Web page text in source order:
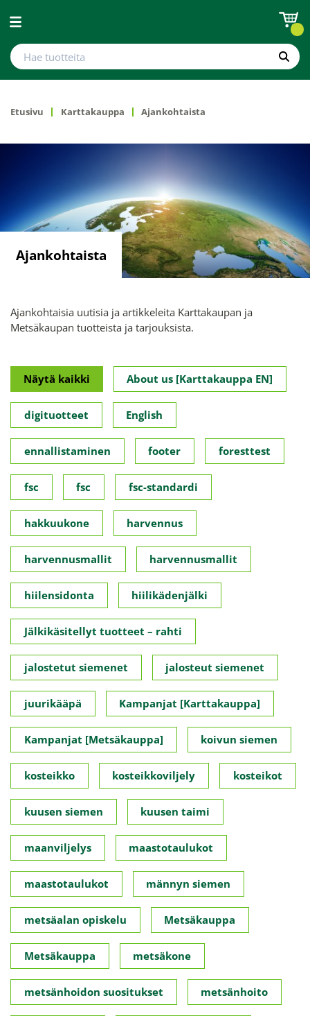
Avaa valikko
Hae tuotteita
Hae
Etusivu Karttakauppa Ajankohtaista
Ajankohtaista
Ajankohtaisia uutisia ja artikkeleita Karttakaupan ja
Metsäkaupan tuotteista ja tarjouksista.
Näytä kaikki About us [Karttakauppa EN]
digituotteet English
ennallistaminen footer foresttest
fsc fsc fsc-standardi
hakkuukone harvennus
harvennusmallit harvennusmallit
hiilensidonta hiilikädenjälki
Jälkikäsitellyt tuotteet – rahti
jalostetut siemenet jalosteut siemenet
juurikääpä Kampanjat [Karttakauppa]
Kampanjat [Metsäkauppa] koivun siemen
kosteikko kosteikkoviljely kosteikot
kuusen siemen kuusen taimi
maanviljelys maastotaulukot
maastotaulukot männyn siemen
metsäalan opiskelu Metsäkauppa
Metsäkauppa metsäkone
metsänhoidon suositukset metsänhoito